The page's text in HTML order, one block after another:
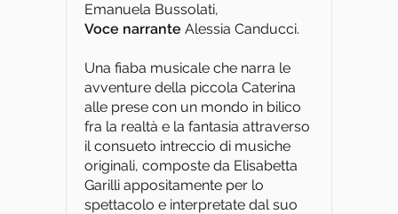
Emanuela Bussolati,
Voce narrante Alessia Canducci.
Una fiaba musicale che narra le
avventure della piccola Caterina
alle prese con un mondo in bilico
fra la realtà e la fantasia attraverso
il consueto intreccio di musiche
originali, composte da Elisabetta
Garilli appositamente per lo
spettacolo e interpretate dal suo